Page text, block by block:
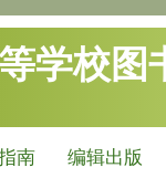
学校图
南 编辑出版